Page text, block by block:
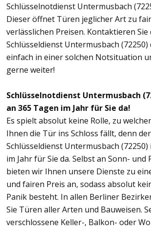
Schlüsselnotdienst Untermusbach
Dieser öffnet Türen jeglicher Art zu
verlässlichen Preisen. Kontaktieren Sie
Schlüsseldienst Untermusbach (72250)
einfach in einer solchen Notsituation
gerne weiter!
Schlüsselnotdienst Untermusbach
an 365 Tagen im Jahr für Sie da!
Es spielt absolut keine Rolle, zu
Ihnen die Tür ins Schloss fällt, denn der
Schlüsseldienst Untermusbach
im Jahr für Sie da. Selbst an Sonn- und
bieten wir Ihnen unsere Dienste zu
und fairen Preis an, sodass absolut
Panik besteht. In allen Berliner
Sie Türen aller Arten und Bauweisen.
verschlossene Keller-, Balkon- oder